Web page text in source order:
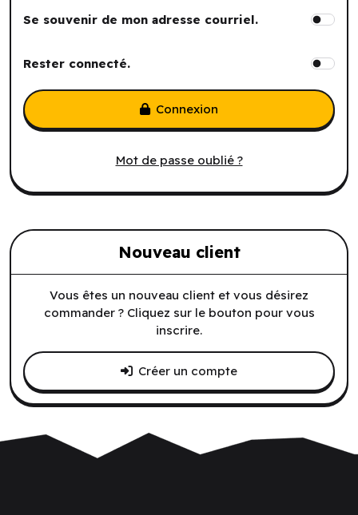
Se souvenir de mon adresse courriel.
Rester connecté.
Mot de passe oublié ?
Connexion
Nouveau client
Vous êtes un nouveau client et vous désirez
commander ? Cliquez sur le bouton pour vous
inscrire.
Créer un compte